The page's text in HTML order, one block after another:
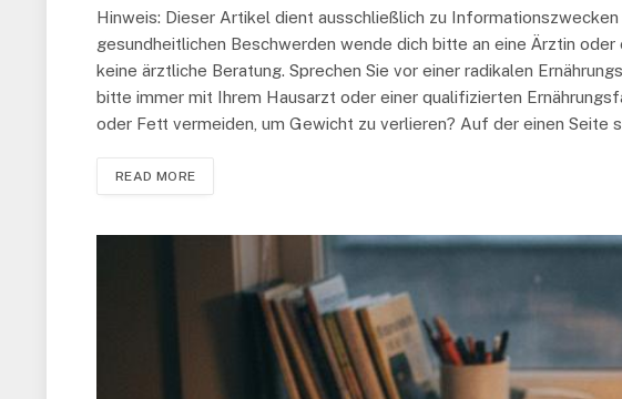
Hinweis: Dieser Artikel dient ausschließlich zu
gesundheitlichen Beschwerden wende dich bitte an eine Ärztin
keine ärztliche Beratung. Sprechen Sie vor einer radikalen
bitte immer mit Ihrem Hausarzt oder einer qualifizierten
oder Fett vermeiden, um Gewicht zu verlieren? Auf der einen
READ MORE